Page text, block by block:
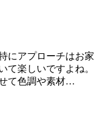
にアプローチはお家
て楽しいですよね。
て色調や素材…